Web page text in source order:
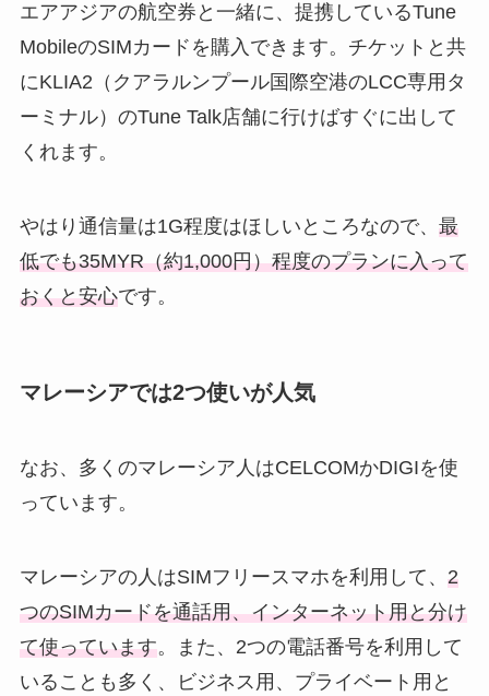
エアアジアの航空券と一緒に、提携しているTune
MobileのSIMカードを購入できます。チケットと共
にKLIA2（クアラルンプール国際空港のLCC専用タ
ーミナル）のTune Talk店舗に行けばすぐに出して
くれます。
やはり通信量は1G程度はほしいところなので、 最
低でも35MYR（約1,000円）程度のプランに入って
おくと安心です。
マレーシアでは2つ使いが人気
なお、多くのマレーシア人はCELCOMかDIGIを使
っています。
マレーシアの人はSIMフリースマホを利用して、 2
つのSIMカードを通話用、インターネット用と分け
て使っています。また、2つの電話番号を利用して
いることも多く、ビジネス用、プライベート用と